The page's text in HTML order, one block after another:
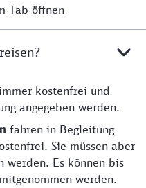
Tab öffnen
kostenfrei und
angegeben werden.
fahren in Begleitung
Sie müssen aber
werden. Es können bis
werden.